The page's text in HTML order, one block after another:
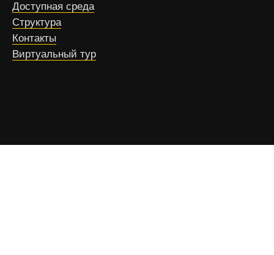
Доступная среда
Структура
Контакты
Виртуальный тур